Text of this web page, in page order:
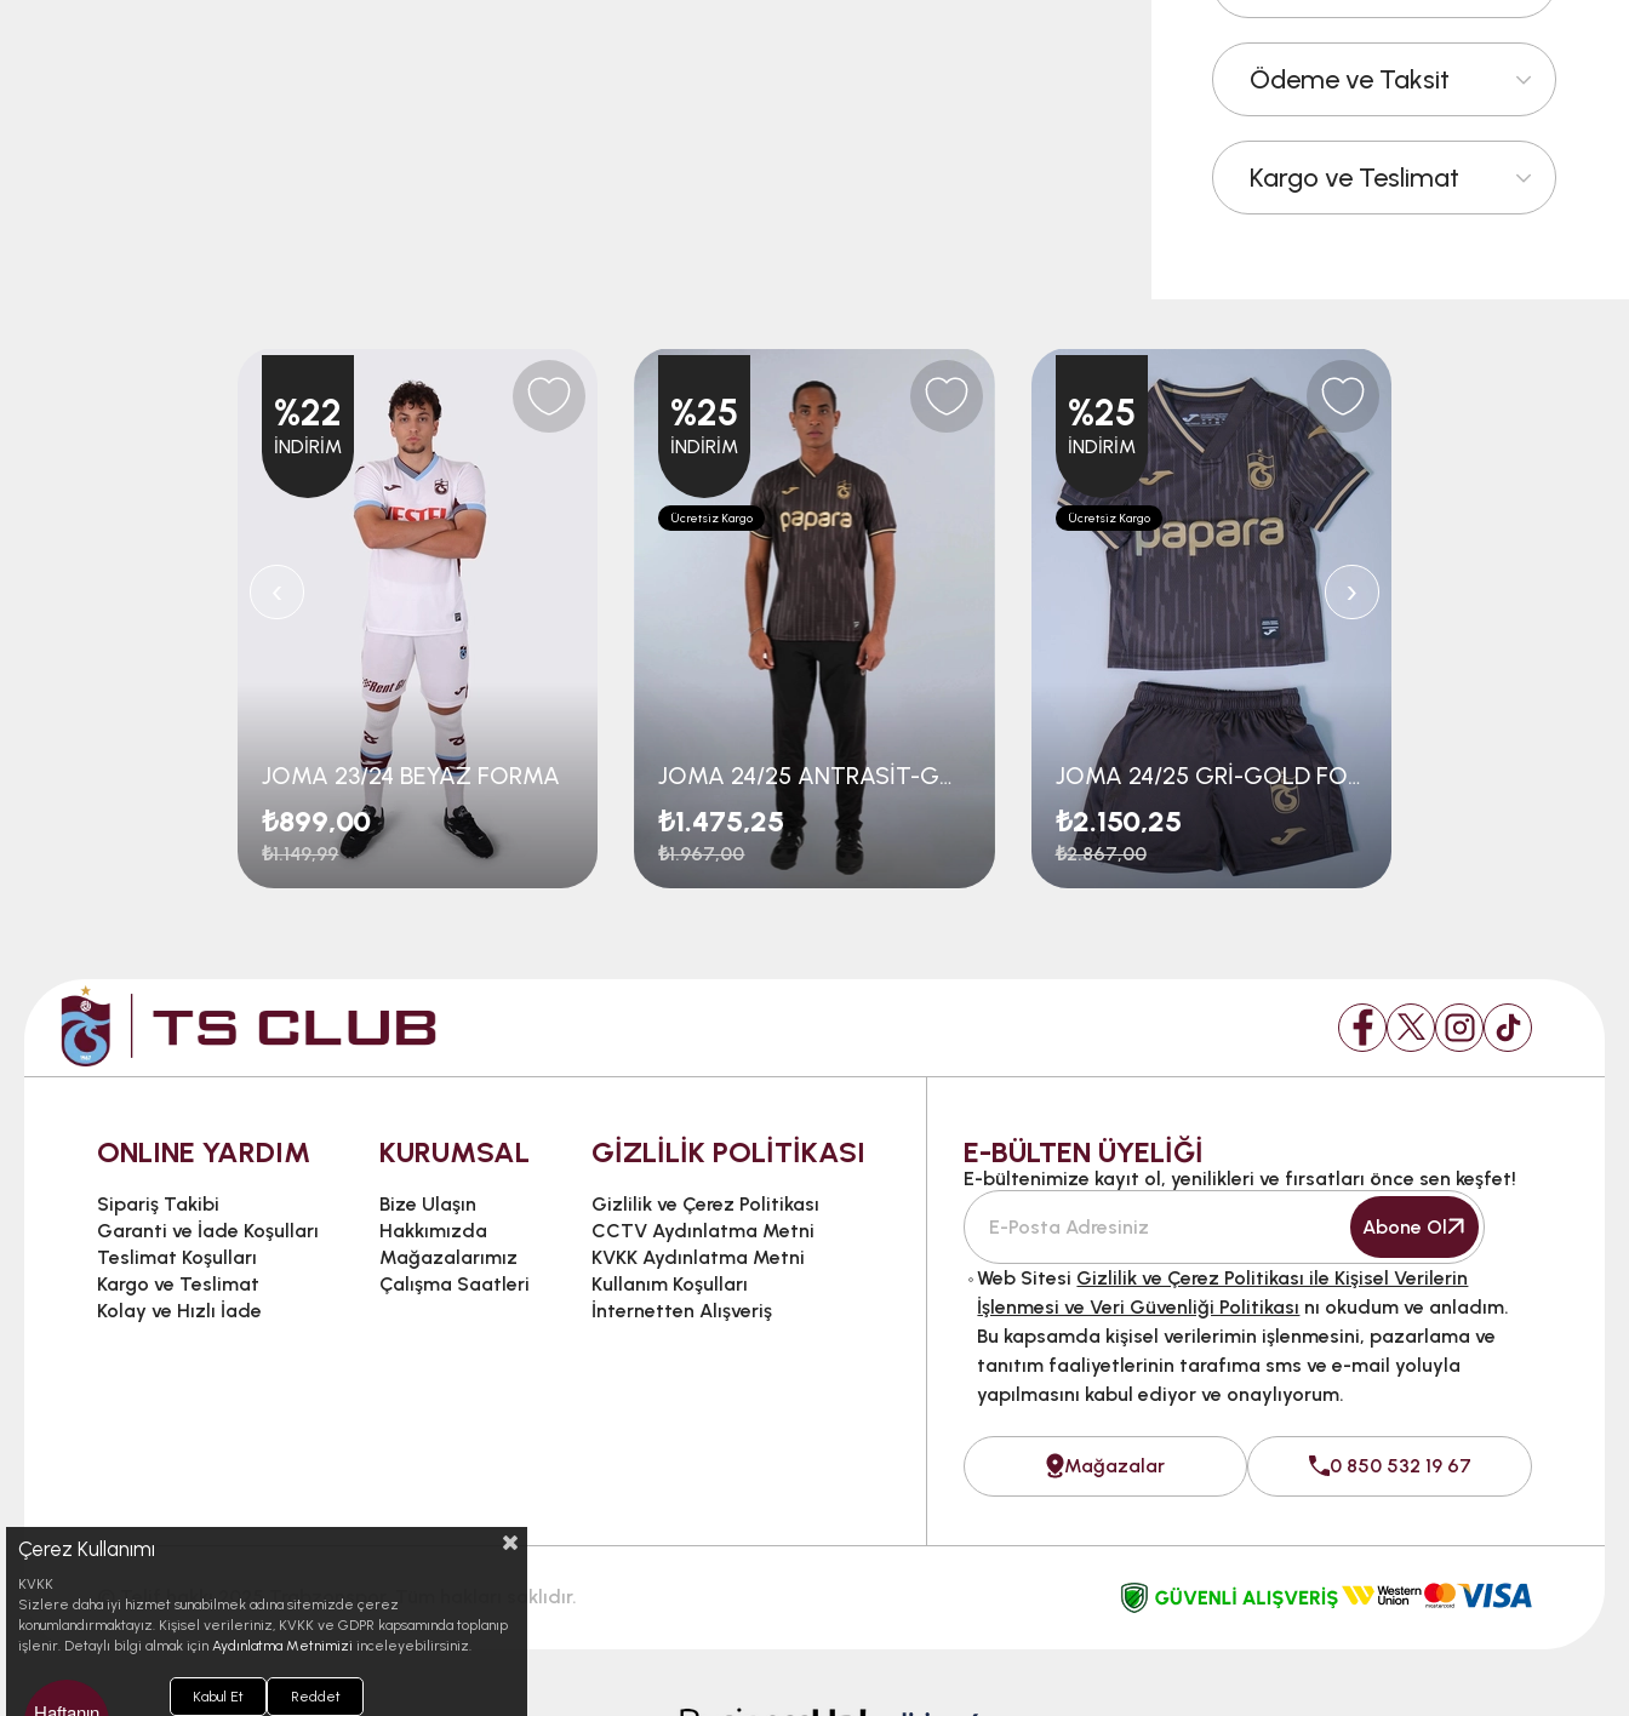
Ödeme ve Taksit
Kargo ve Teslimat
JOMA 23/24 BEYAZ FORMA
₺899,00
₺1.149,99
%22
İNDIRIM
JOMA 24/25 ANTRASİT-GOLD FORMA
₺1.475,25
₺1.967,00
%25
İNDIRIM
Ücretsiz Kargo
JOMA 24/25 GRİ-GOLD FORMA BEBE SET
₺2.150,25
₺2.867,00
%25
İNDIRIM
Ücretsiz Kargo
›
ONLINE YARDIM
Sipariş Takibi
Garanti ve İade Koşulları
Teslimat Koşulları
Kargo ve Teslimat
Kolay ve Hızlı İade
KURUMSAL
Bize Ulaşın
Hakkımızda
Mağazalarımız
Çalışma Saatleri
GİZLİLİK POLİTİKASI
Gizlilik ve Çerez Politikası
CCTV Aydınlatma Metni
KVKK Aydınlatma Metni
Kullanım Koşulları
İnternetten Alışveriş
E-BÜLTEN ÜYELİĞİ
E-bültenimize kayıt ol, yenilikleri ve fırsatları önce sen keşfet!
Abone Ol
Web Sitesi Gizlilik ve Çerez Politikası ile Kişisel Verilerin
İşlenmesi ve Veri Güvenliği Politikası nı okudum ve anladım.
Bu kapsamda kişisel verilerimin işlenmesini, pazarlama ve
tanıtım faaliyetlerinin tarafıma sms ve e-mail yoluyla
yapılmasını kabul ediyor ve onaylıyorum.
Mağazalar 0 850 532 19 67
© Telif hakkı 2025 Trabzonspor. Tüm hakları saklıdır.
Çerez Kullanımı
KVKK
Sizlere daha iyi hizmet sunabilmek adına sitemizde çerez
konumlandırmaktayız. Kişisel verileriniz, KVKK ve GDPR kapsamında toplanıp
işlenir. Detaylı bilgi almak için Aydınlatma Metnimizi inceleyebilirsiniz.
Kabul Et Reddet